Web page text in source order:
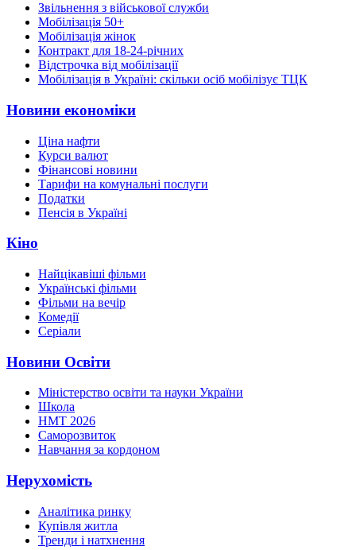
Звільнення з військової служби
Мобілізація 50+
Мобілізація жінок
Контракт для 18-24-річних
Відстрочка від мобілізації
Мобілізація в Україні: скільки осіб мобілізує ТЦК
Новини економіки
Ціна нафти
Курси валют
Фінансові новини
Тарифи на комунальні послуги
Податки
Пенсія в Україні
Кіно
Найцікавіші фільми
Українські фільми
Фільми на вечір
Комедії
Серіали
Новини Освіти
Міністерство освіти та науки України
Школа
НМТ 2026
Саморозвиток
Навчання за кордоном
Нерухомість
Аналітика ринку
Купівля житла
Тренди і натхнення